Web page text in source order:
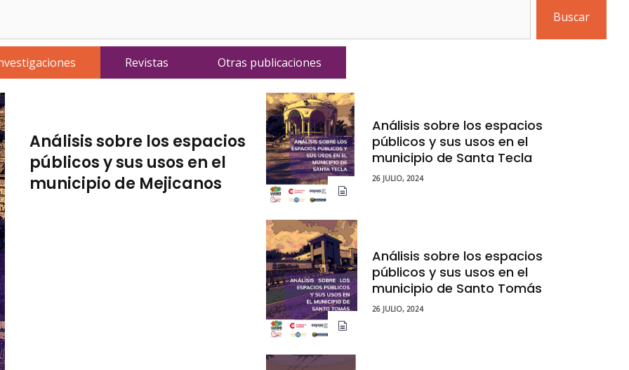
Buscar
Revistas Otras publicaciones
Análisis sobre los espacios
públicos y sus usos en el
municipio de Mejicanos
Análisis sobre los espacios
públicos y sus usos en el
municipio de Santa Tecla
26 JULIO, 2024
Análisis sobre los espacios
públicos y sus usos en el
municipio de Santo Tomás
26 JULIO, 2024